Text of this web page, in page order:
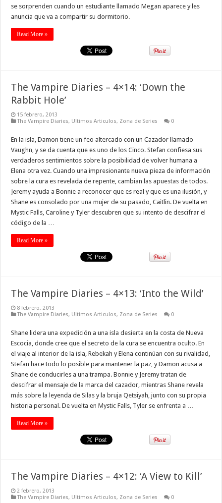
se sorprenden cuando un estudiante llamado Megan aparece y les
anuncia que va a compartir su dormitorio.
Read More »
The Vampire Diaries – 4×14: ‘Down the
Rabbit Hole’
15 febrero, 2013
The Vampire Diaries, Ultimos Articulos, Zona de Series 0
En la isla, Damon tiene un feo altercado con un Cazador llamado
Vaughn, y se da cuenta que es uno de los Cinco. Stefan confiesa sus
verdaderos sentimientos sobre la posibilidad de volver humana a
Elena otra vez. Cuando una impresionante nueva pieza de información
sobre la cura es revelada de repente, cambian las apuestas de todos.
Jeremy ayuda a Bonnie a reconocer que es real y que es una ilusión, y
Shane es consolado por una mujer de su pasado, Caitlin. De vuelta en
Mystic Falls, Caroline y Tyler descubren que su intento de descifrar el
código de la …
Read More »
The Vampire Diaries – 4×13: ‘Into the Wild’
8 febrero, 2013
The Vampire Diaries, Ultimos Articulos, Zona de Series 0
Shane lidera una expedición a una isla desierta en la costa de Nueva
Escocia, donde cree que el secreto de la cura se encuentra oculto. En
el viaje al interior de la isla, Rebekah y Elena continúan con su rivalidad,
Stefan hace todo lo posible para mantener la paz, y Damon acusa a
Shane de conducirles a una trampa. Bonnie y Jeremy tratan de
descifrar el mensaje de la marca del cazador, mientras Shane revela
más sobre la leyenda de Silas y la bruja Qetsiyah, junto con su propia
historia personal. De vuelta en Mystic Falls, Tyler se enfrenta a …
Read More »
The Vampire Diaries – 4×12: ‘A View to Kill’
2 febrero, 2013
The Vampire Diaries, Ultimos Articulos, Zona de Series 0